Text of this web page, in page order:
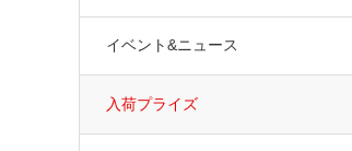
イベント&ニュース
入荷プライズ